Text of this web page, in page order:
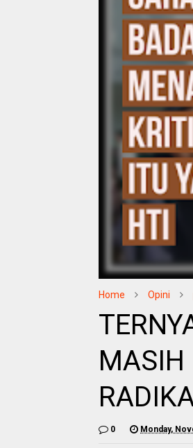
Home Opini
MASIH
0 Monday,